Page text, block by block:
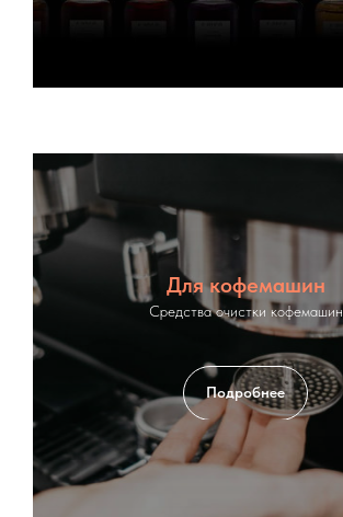
Для кофемашин
Средства очистки кофемашин
Подробнее